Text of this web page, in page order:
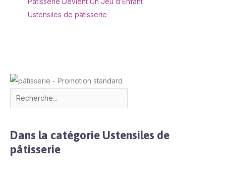
Ustensiles de pâtisserie
Dans la catégorie Ustensiles de
pâtisserie